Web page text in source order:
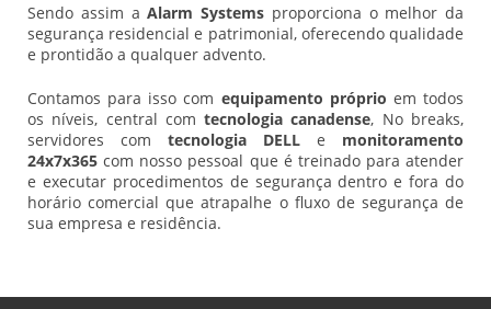
Sendo assim aAlarm Systems proporciona o melhor da
segurança residencial e patrimonial, oferecendo qualidade
e prontidão a qualquer advento.
Contamos para isso com equipamento próprio em todos
os níveis, central comtecnologia canadense, No breaks,
servidores com tecnologia DELL e monitoramento
24x7x365 com nosso pessoal que é treinado para atender
e executar procedimentos de segurança dentro e fora do
horário comercial que atrapalhe o fluxo de segurança de
sua empresa e residência.